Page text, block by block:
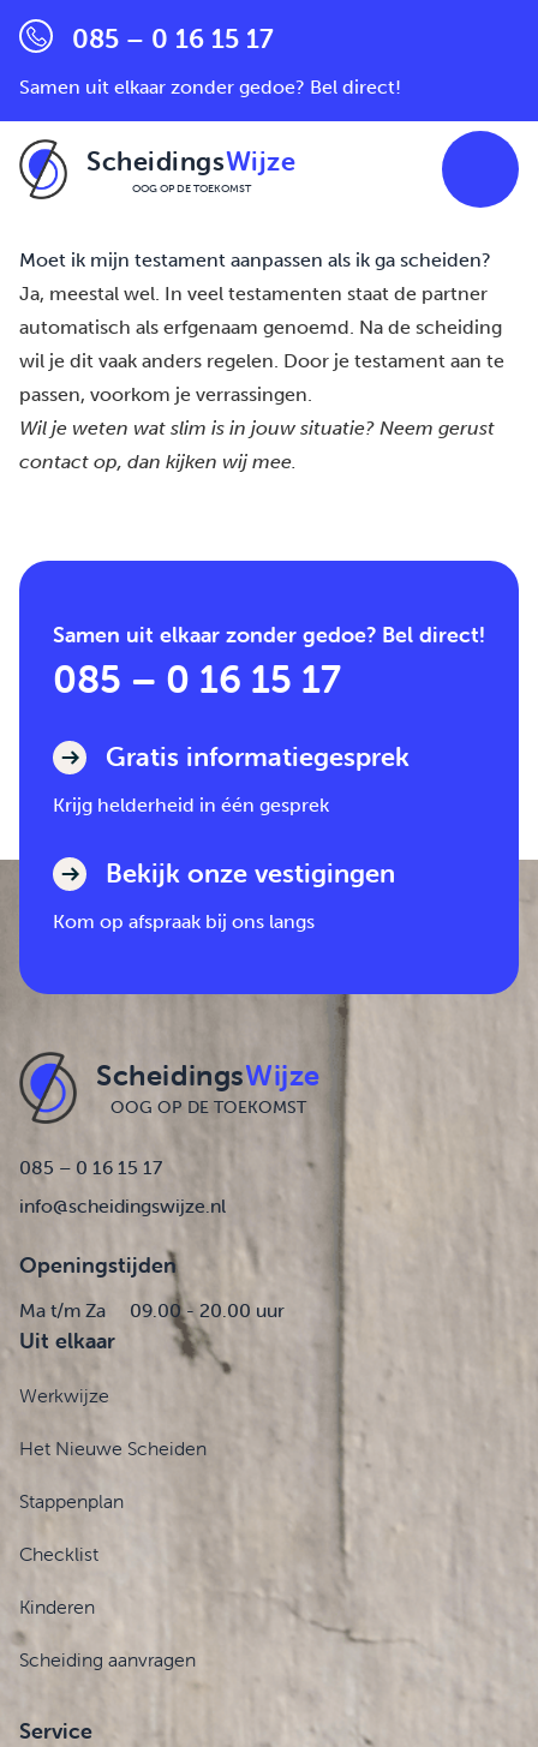
085 – 0 16 15 17
Samen uit elkaar zonder gedoe? Bel direct!
ScheidingsWijze
OOG OP DE TOEKOMST
Moet ik mijn testament aanpassen als ik ga scheiden?
Ja, meestal wel. In veel testamenten staat de partner
automatisch als erfgenaam genoemd. Na de scheiding
wil je dit vaak anders regelen. Door je testament aan te
passen, voorkom je verrassingen.
Wil je weten wat slim is in jouw situatie? Neem gerust
contact op, dan kijken wij mee.
Samen uit elkaar zonder gedoe? Bel direct!
085 – 0 16 15 17
Gratis informatiegesprek
Krijg helderheid in één gesprek
Bekijk onze vestigingen
Kom op afspraak bij ons langs
ScheidingsWijze
OOG OP DE TOEKOMST
085 – 0 16 15 17
info@scheidingswijze.nl
Openingstijden
Ma t/m Za 09.00 - 20.00 uur
Uit elkaar
Werkwijze
Het Nieuwe Scheiden
Stappenplan
Checklist
Kinderen
Scheiding aanvragen
Service